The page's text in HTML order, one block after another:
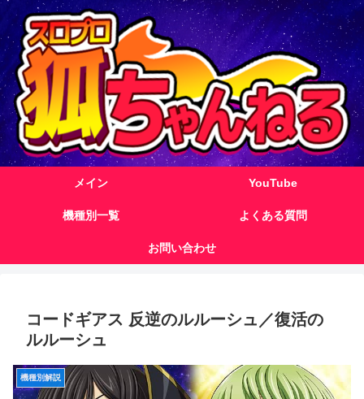
メイン YouTube
機種別一覧 よくある質問
お問い合わせ
コードギアス 反逆のルルーシュ／復活の
ルルーシュ
機種別解説